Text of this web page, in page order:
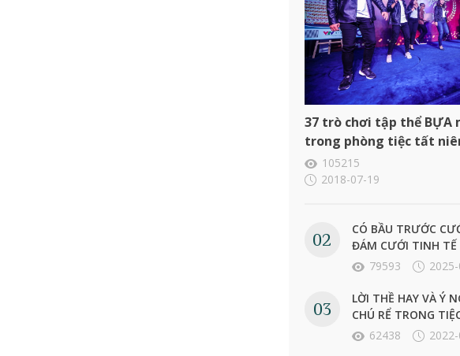
37 trò chơi tập thể BỰA
trong phòng tiệc tất
công ty
105215
2018-07-19
CÓ BẦU TRƯỚC
ĐÁM CƯỚI TINH TẾ
79593
LỜI THỀ HAY VÀ Ý
CHÚ RỂ TRONG
62438